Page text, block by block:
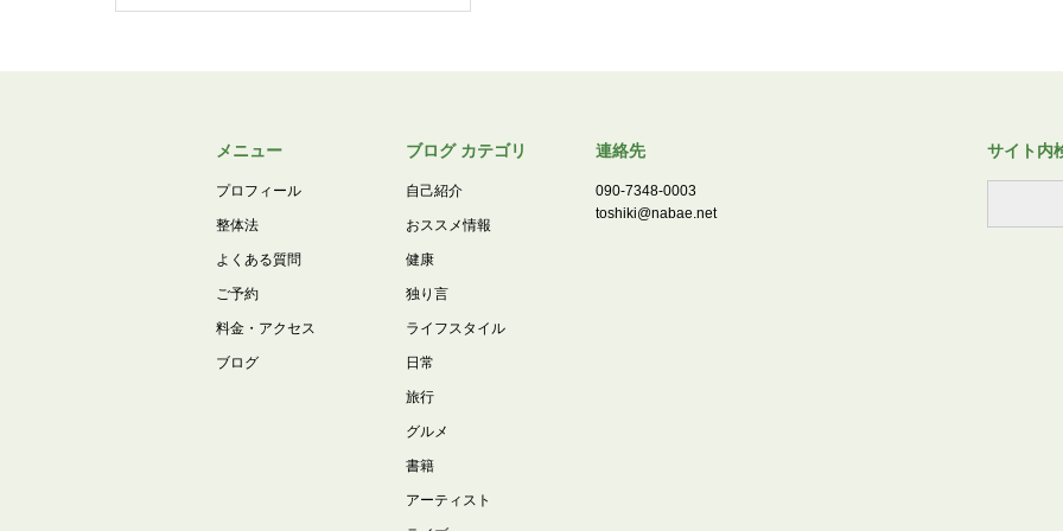
メニュー
プロフィール
整体法
よくある質問
ご予約
料金・アクセス
ブログ
ブログ カテゴリ
自己紹介
おススメ情報
健康
独り言
ライフスタイル
日常
旅行
グルメ
書籍
アーティスト
連絡先
090-7348-0003
toshiki@nabae.net
サイト内